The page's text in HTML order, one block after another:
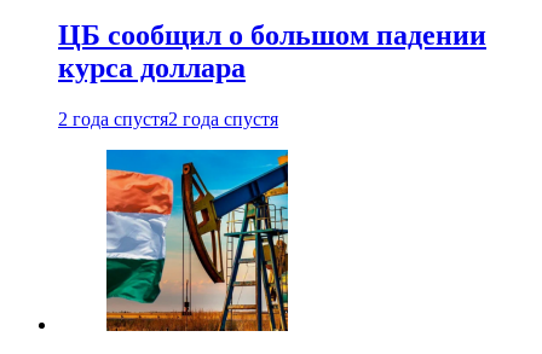
ЦБ сообщил о большом падении
курса доллара
2 года спустя2 года спустя